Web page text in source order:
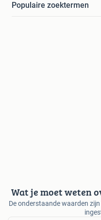
Populaire zoektermen
Wat je moet weten
De onderstaande waarden